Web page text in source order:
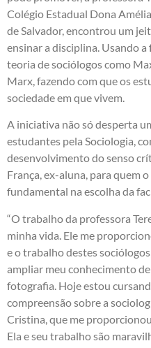
Colégio Estadual Dona
de Salvador, encontrou um
ensinar a disciplina. Usando
teoria de sociólogos como
Marx, fazendo com que os
sociedade em que vivem.
A iniciativa não só desperta
estudantes pela Sociologia,
desenvolvimento do senso
França, ex-aluna, para quem
fundamental na escolha da
“O trabalho da professora
minha vida. Ele me
e o trabalho destes
ampliar meu conhecimento
fotografia. Hoje estou
compreensão sobre a
Cristina, que me
Ela e seu trabalho são